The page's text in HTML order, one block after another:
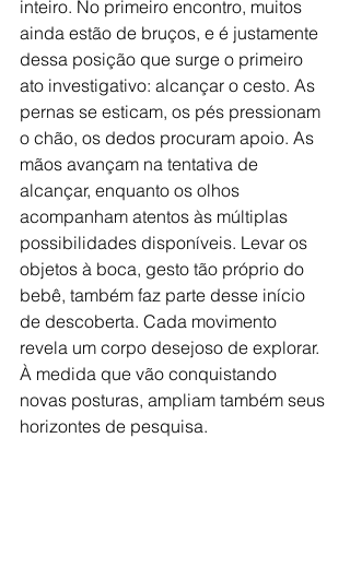
inteiro. No primeiro encontro, muitos
ainda estão de bruços, e é justamente
dessa posição que surge o primeiro
ato investigativo: alcançar o cesto. As
pernas se esticam, os pés pressionam
o chão, os dedos procuram apoio. As
mãos avançam na tentativa de
alcançar, enquanto os olhos
acompanham atentos às múltiplas
possibilidades disponíveis. Levar os
objetos à boca, gesto tão próprio do
bebê, também faz parte desse início
de descoberta. Cada movimento
revela um corpo desejoso de explorar.
À medida que vão conquistando
novas posturas, ampliam também seus
horizontes de pesquisa.